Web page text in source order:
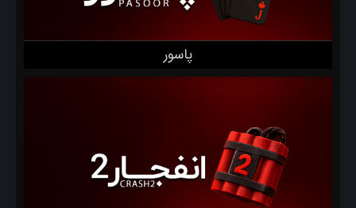
پاسور